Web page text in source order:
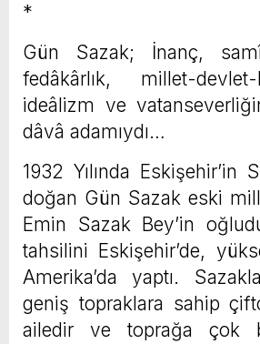
*
Gün Sazak; İnanç,
fedâkârlık, millet-
ideâlizm ve
dâvâ adamıydı…
1932 Yılında Eskişehir’in
doğan Gün Sazak eski
Emin Sazak Bey’in
tahsilini Eskişehir’de,
Amerika’da yaptı.
geniş topraklara sahip
ailedir ve toprağa çok